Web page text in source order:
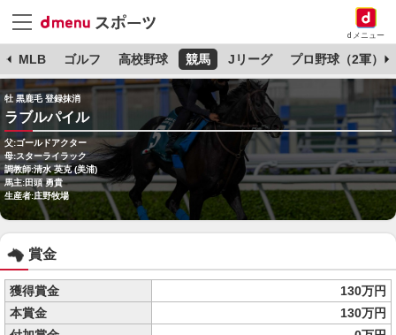
dメニュー
MLB ゴルフ 高校野球 競馬 Jリーグ プロ野球（2軍）
牡 黒鹿毛 登録抹消
ラブルパイル
父:ゴールドアクター
母:スターライラック
調教師:清水 英克 (美浦)
馬主:田頭 勇貴
生産者:庄野牧場
賞金
獲得賞金
130万円
本賞金
130万円